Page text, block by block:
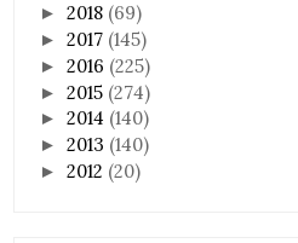
►2018 (69)
►2017 (145)
►2016 (225)
►2015 (274)
►2014 (140)
►2013 (140)
►2012 (20)